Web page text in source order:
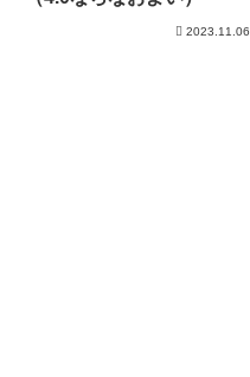
2023.11.06